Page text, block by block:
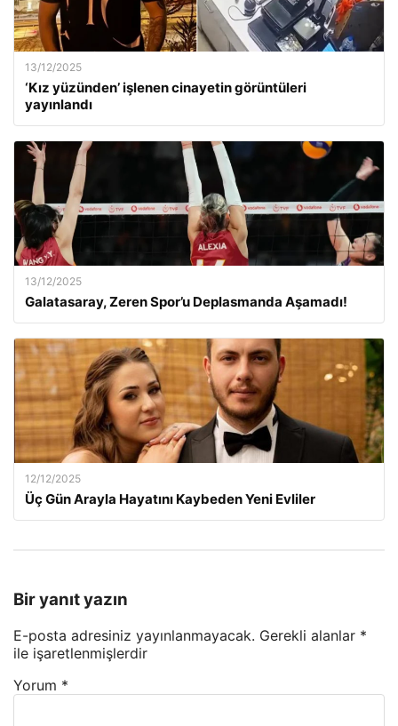
13/12/2025
‘Kız yüzünden’ işlenen cinayetin görüntüleri
yayınlandı
13/12/2025
Galatasaray, Zeren Spor’u Deplasmanda Aşamadı!
12/12/2025
Üç Gün Arayla Hayatını Kaybeden Yeni Evliler
Bir yanıt yazın
E-posta adresiniz yayınlanmayacak. Gerekli alanlar *
ile işaretlenmişlerdir
Yorum *